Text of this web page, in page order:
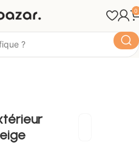
0
d'Entrée